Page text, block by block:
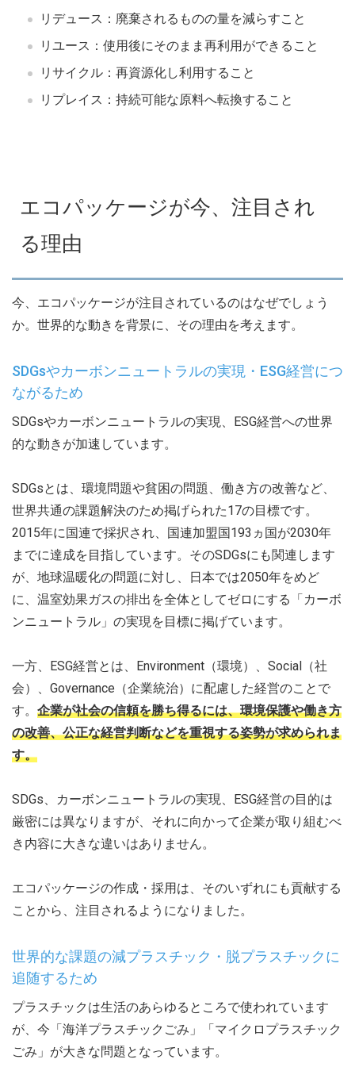
リデュース：廃棄されるものの量を減らすこと
リユース：使用後にそのまま再利用ができること
リサイクル：再資源化し利用すること
リプレイス：持続可能な原料へ転換すること
エコパッケージが今、注目され
る理由
今、エコパッケージが注目されているのはなぜでしょう
か。世界的な動きを背景に、その理由を考えます。
SDGsやカーボンニュートラルの実現・ESG経営につ
ながるため
SDGsやカーボンニュートラルの実現、ESG経営への世界
的な動きが加速しています。
SDGsとは、環境問題や貧困の問題、働き方の改善など、
世界共通の課題解決のため掲げられた17の目標です。
2015年に国連で採択され、国連加盟国193ヵ国が2030年
までに達成を目指しています。そのSDGsにも関連します
が、地球温暖化の問題に対し、日本では2050年をめど
に、温室効果ガスの排出を全体としてゼロにする「カーボ
ンニュートラル」の実現を目標に掲げています。
一方、ESG経営とは、Environment（環境）、Social（社
会）、Governance（企業統治）に配慮した経営のことで
す。 企業が社会の信頼を勝ち得るには、環境保護や働き方
の改善、公正な経営判断などを重視する姿勢が求められま
す。
SDGs、カーボンニュートラルの実現、ESG経営の目的は
厳密には異なりますが、それに向かって企業が取り組むべ
き内容に大きな違いはありません。
エコパッケージの作成・採用は、そのいずれにも貢献する
ことから、注目されるようになりました。
世界的な課題の減プラスチック・脱プラスチックに
追随するため
プラスチックは生活のあらゆるところで使われています
が、今「海洋プラスチックごみ」「マイクロプラスチック
ごみ」が大きな問題となっています。